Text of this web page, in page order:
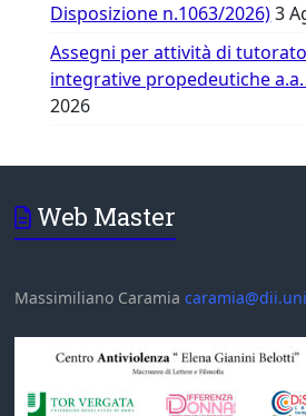
Disposizione n.1063/2026) 3
Assegni per attività di
integrative propedeutiche
2026
Web Master
Massimiliano Caramia